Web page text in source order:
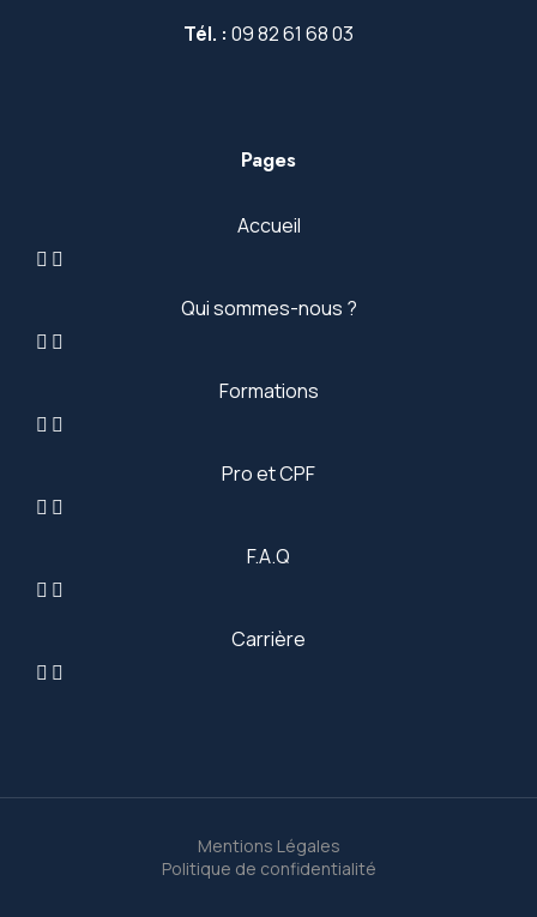
Tél. : 09 82 61 68 03
Pages
Accueil
Qui sommes-nous ?
Formations
Pro et CPF
F.A.Q
Carrière
Mentions Légales
Politique de confidentialité